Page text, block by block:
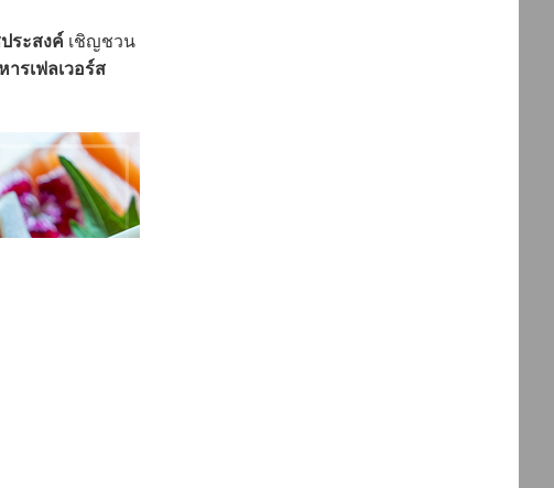
ระสงค์ เชิญชวน
ารเฟลเวอร์ส